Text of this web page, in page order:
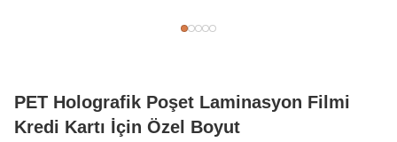
PET Holografik Poşet Laminasyon Filmi
Kredi Kartı İçin Özel Boyut